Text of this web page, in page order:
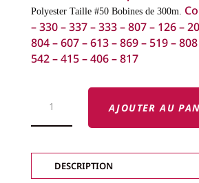
Polyester Taille #50 Bobines de 300m.
– 330 – 337 – 333 – 807 – 126 –
804 – 607 – 613 – 869 – 519 –
542 – 415 – 406 – 817
COFFRET
EMBROIDERY
BOBINES,
POLYESTER
AJOUTER AU
DESCRIPTION